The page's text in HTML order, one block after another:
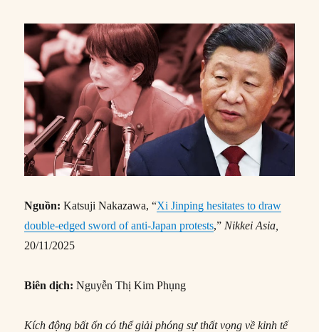
Nguồn: Katsuji Nakazawa, “Xi Jinping hesitates to draw
double-edged sword of anti-Japan protests,” Nikkei Asia,
20/11/2025
Biên dịch:Nguyễn Thị Kim Phụng
Kích động bất ổn có thể giải phóng sự thất vọng về kinh tế